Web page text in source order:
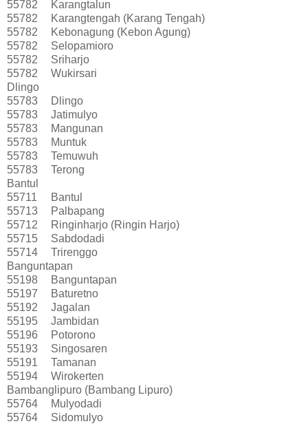
55782
Karangtalun
55782
Karangtengah (Karang Tengah)
55782
Kebonagung (Kebon Agung)
55782
Selopamioro
55782
Sriharjo
55782
Wukirsari
Dlingo
55783
Dlingo
55783
Jatimulyo
55783
Mangunan
55783
Muntuk
55783
Temuwuh
55783
Terong
Bantul
55711
Bantul
55713
Palbapang
55712
Ringinharjo (Ringin Harjo)
55715
Sabdodadi
55714
Trirenggo
Banguntapan
55198
Banguntapan
55197
Baturetno
55192
Jagalan
55195
Jambidan
55196
Potorono
55193
Singosaren
55191
Tamanan
55194
Wirokerten
Bambanglipuro (Bambang Lipuro)
55764
Mulyodadi
55764
Sidomulyo